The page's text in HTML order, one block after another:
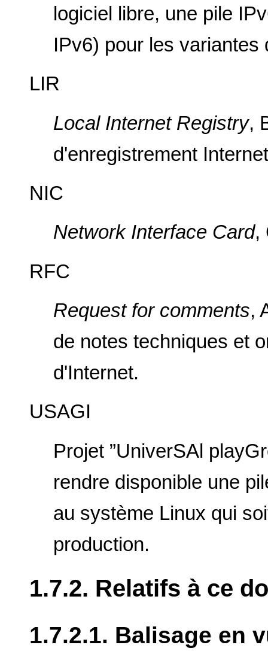
logiciel libre, une pile
IPv6) pour les
LIR
Local Internet Registry,
d'enregistrement Internet
NIC
Network Interface Card,
RFC
Request for comments,
de notes techniques et
d'Internet.
USAGI
Projet ”UniverSAl
rendre disponible une
au système Linux qui
production.
1.7.2. Relatifs à ce
1.7.2.1. Balisage en